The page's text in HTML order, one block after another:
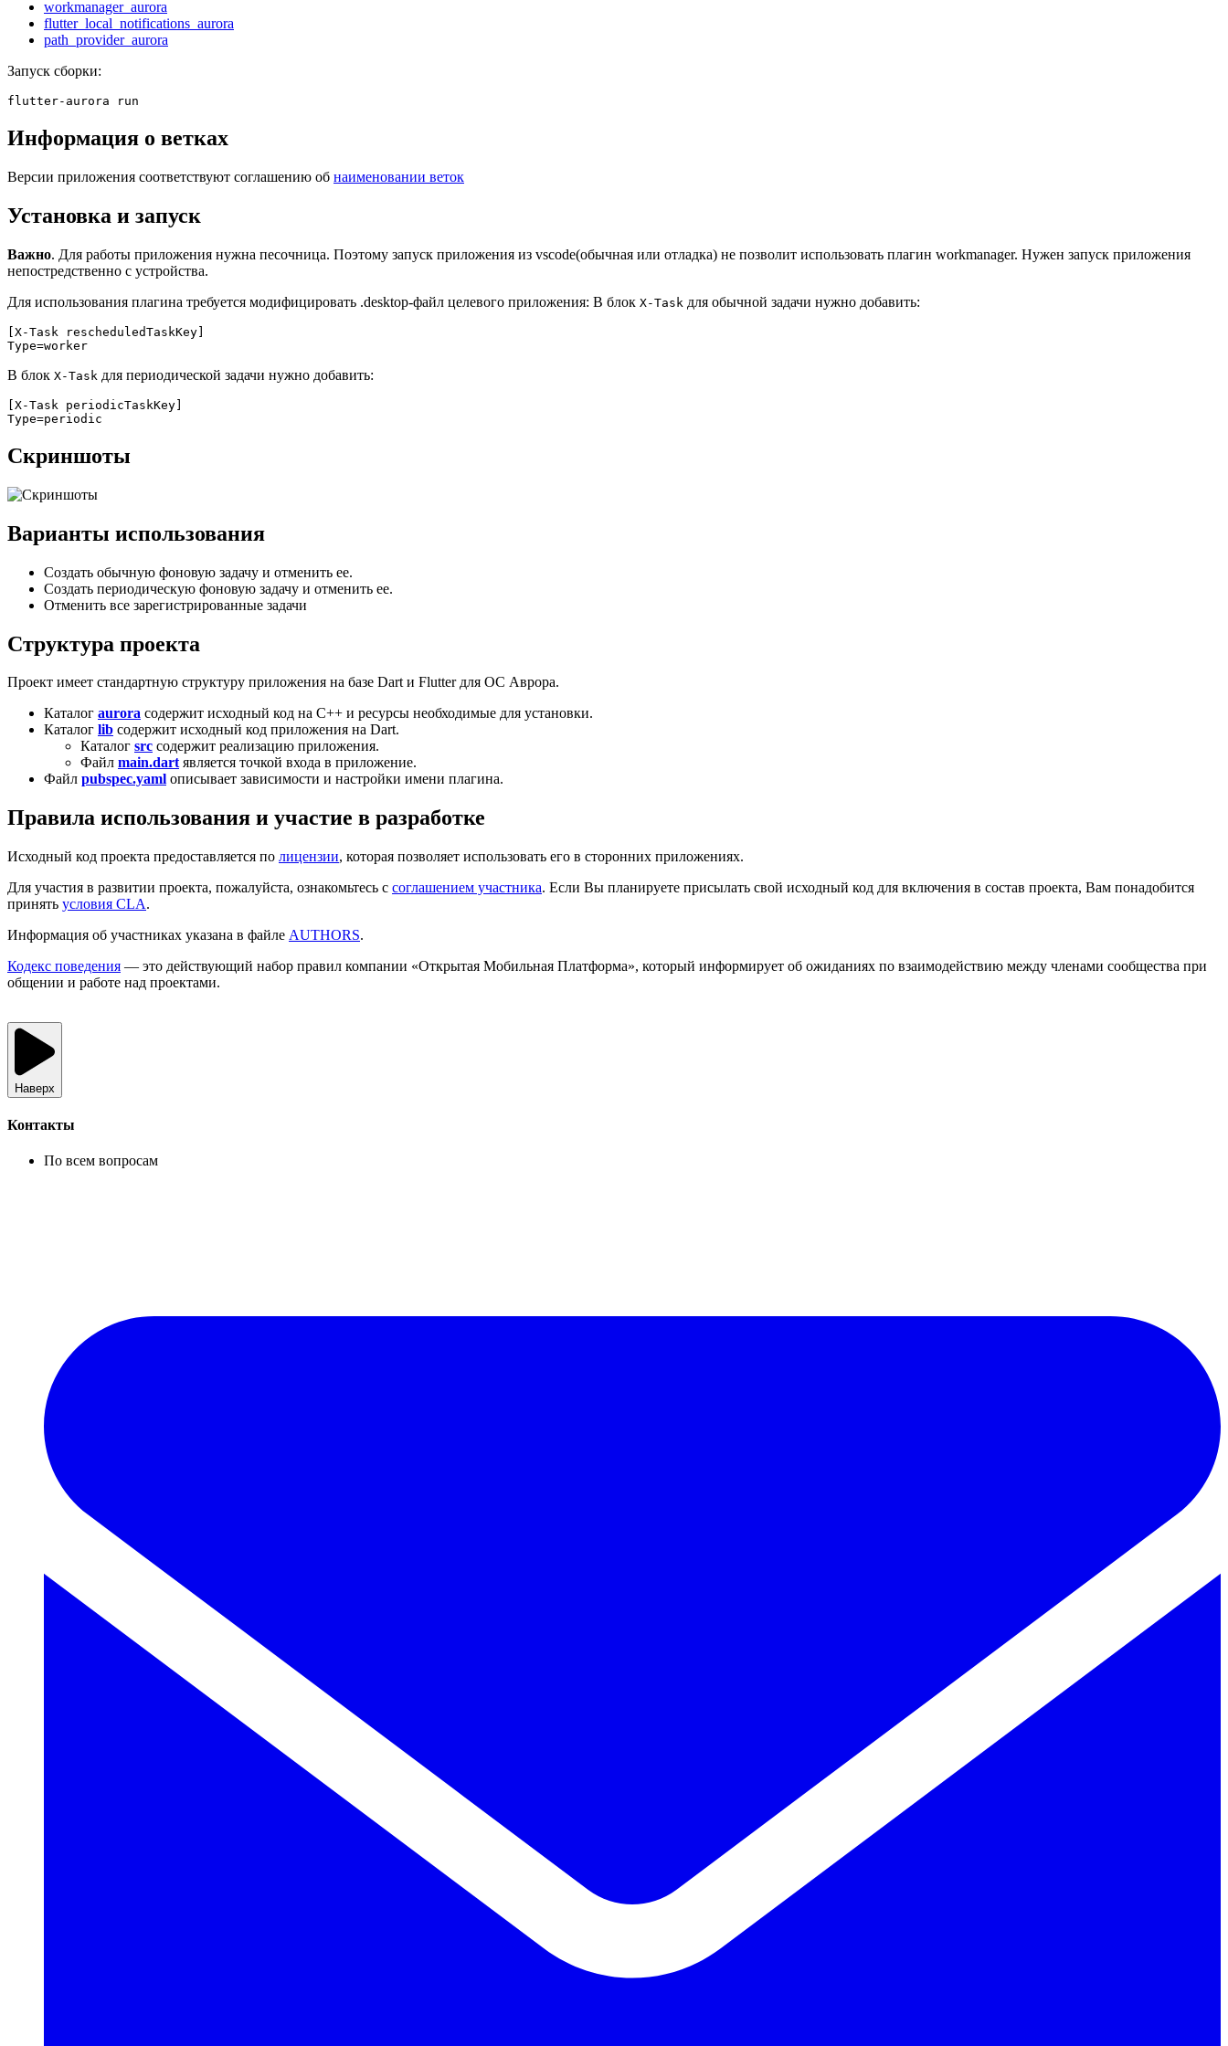
workmanager_aurora
flutter_local_notifications_aurora
path_provider_aurora
Запуск сборки:
Информация о ветках
Версии приложения соответствуют соглашению об наименовании веток
Установка и запуск
Важно. Для работы приложения нужна песочница. Поэтому запуск приложения из vscode(обычная или отладка) не позволит использовать плагин workmanager. Нужен запуск приложения
непостредственно с устройства.
Для использования плагина требуется модифицировать .desktop-файл целевого приложения: В блок X-Task для обычной задачи нужно добавить:
[X-Task rescheduledTaskKey]
В блок X-Task для периодической задачи нужно добавить:
[X-Task periodicTaskKey]
Скриншоты
Варианты использования
Создать обычную фоновую задачу и отменить ее.
Создать периодическую фоновую задачу и отменить ее.
Отменить все зарегистрированные задачи
Структура проекта
Проект имеет стандартную структуру приложения на базе Dart и Flutter для ОС Аврора.
Каталог aurora содержит исходный код на C++ и ресурсы необходимые для установки.
Каталог lib содержит исходный код приложения на Dart.
Каталог src содержит реализацию приложения.
Файл main.dartявляется точкой входа в приложение.
Файл pubspec.yaml описывает зависимости и настройки имени плагина.
Правила использования и участие в разработке
Исходный код проекта предоставляется по лицензии, которая позволяет использовать его в сторонних приложениях.
Для участия в развитии проекта, пожалуйста, ознакомьтесь с cоглашением участника. Если Вы планируете присылать свой исходный код для включения в состав проекта, Вам понадобится
принять условия CLA.
Информация об участниках указана в файле AUTHORS.
Кодекс поведения — это действующий набор правил компании «Открытая Мобильная Платформа», который информирует об ожиданиях по взаимодействию между членами сообщества при
общении и работе над проектами.
Наверх
Контакты
По всем вопросам